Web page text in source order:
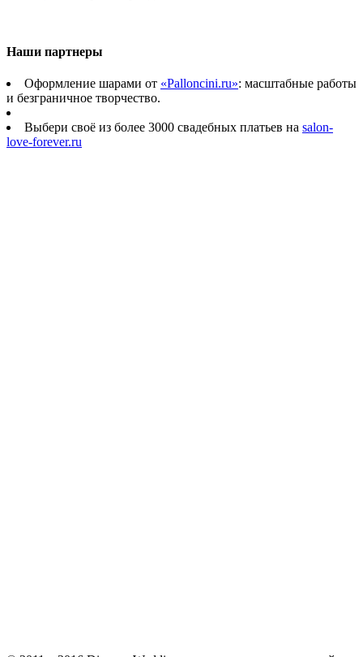
Наши партнеры
Оформление шарами от «Palloncini.ru»: масштабные работы
и безграничное творчество.
Выбери своё из более 3000 свадебных платьев на salon-
love-forever.ru